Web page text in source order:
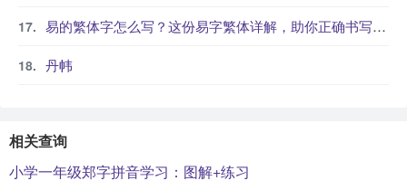
易的繁体字怎么写？这份易字繁体详解，助你正确书写汉字_汉字繁体学习
丹帏
相关查询
小学一年级郑字拼音学习：图解+练习